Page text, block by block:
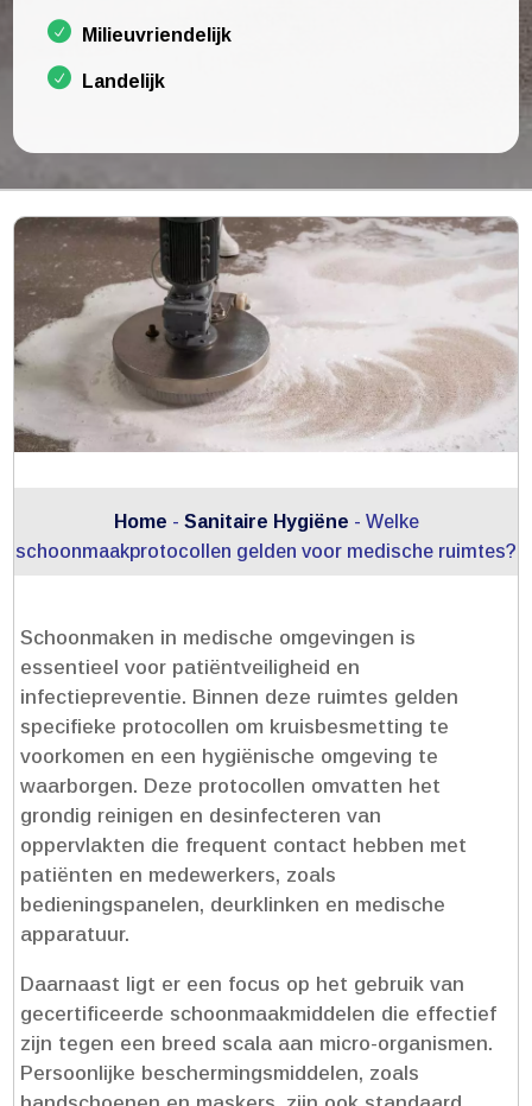
Milieuvriendelijk
Landelijk
Home - Sanitaire Hygiëne - Welke
schoonmaakprotocollen gelden voor medische ruimtes?
Schoonmaken in medische omgevingen is
essentieel voor patiëntveiligheid en
infectiepreventie.​ Binnen deze ruimtes gelden
specifieke protocollen om kruisbesmetting te
voorkomen en een hygiënische omgeving te
waarborgen.​ Deze protocollen omvatten het
grondig reinigen en desinfecteren van
oppervlakten die frequent contact hebben met
patiënten en medewerkers, zoals
bedieningspanelen, deurklinken en medische
apparatuur.​
Daarnaast ligt er een focus op het gebruik van
gecertificeerde schoonmaakmiddelen die effectief
zijn tegen een breed scala aan micro-organismen.​
Persoonlijke beschermingsmiddelen, zoals